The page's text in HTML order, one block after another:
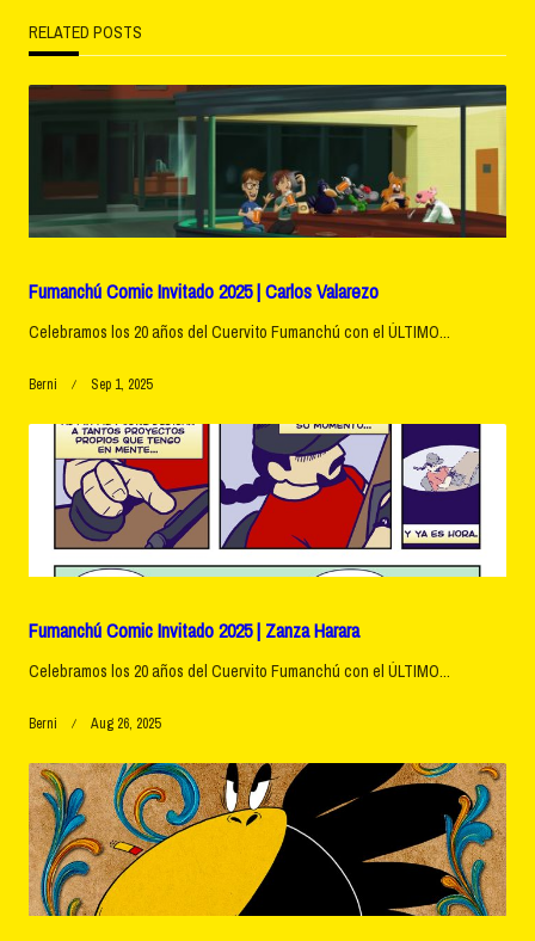
reader-
text">Page</span>
RELATED POSTS
Fumanchú Comic Invitado 2025 | Carlos Valarezo
Celebramos los 20 años del Cuervito Fumanchú con el ÚLTIMO...
Berni Sep 1, 2025
Fumanchú Comic Invitado 2025 | Zanza Harara
Celebramos los 20 años del Cuervito Fumanchú con el ÚLTIMO...
Berni Aug 26, 2025